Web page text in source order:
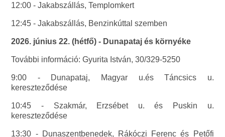
12:00 - Jakabszállás, Templomkert
12:45 - Jakabszállás, Benzinkúttal szemben
2026. június 22. (hétfő) - Dunapataj és környéke
További információ: Gyurita István, 30/329-5250
9:00 - Dunapataj, Magyar u.és Táncsics u.
kereszteződése
10:45 - Szakmár, Erzsébet u. és Puskin u.
kereszteződése
13:30 - Dunaszentbenedek, Rákóczi Ferenc és Petőfi